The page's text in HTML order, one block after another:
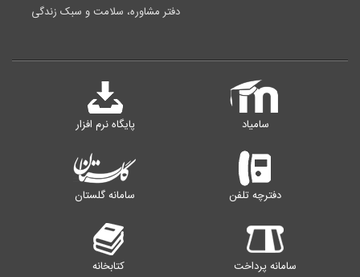
دفتر مشاوره، سلامت و سبک زندگی
سامیاد پایگاه نرم افزار
دفترچه تلفن سامانه گلستان
سامانه پرداخت کتابخانه